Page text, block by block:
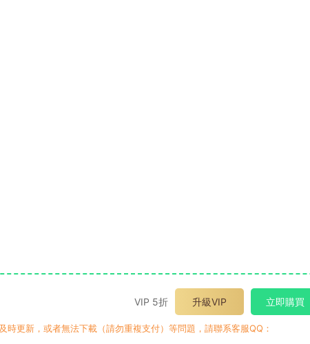
VIP 5折 升級VIP 立即購買
更新，或者無法下載（請勿重複支付）等問題，請聯系客服QQ：